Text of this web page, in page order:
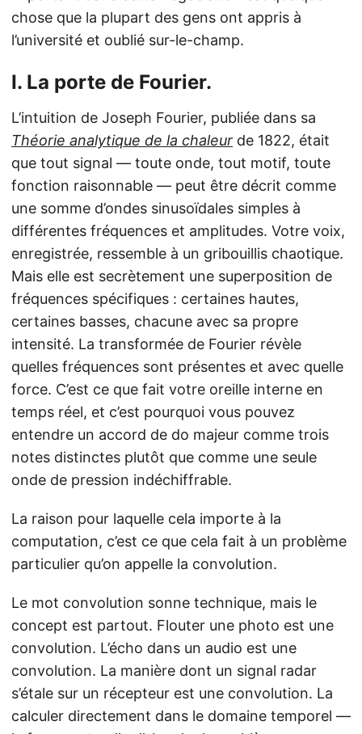
chose que la plupart des gens ont appris à
l’université et oublié sur-le-champ.
I. La porte de Fourier.
L’intuition de Joseph Fourier, publiée dans sa
Théorie analytique de la chaleur de 1822, était
que tout signal — toute onde, tout motif, toute
fonction raisonnable — peut être décrit comme
une somme d’ondes sinusoïdales simples à
différentes fréquences et amplitudes. Votre voix,
enregistrée, ressemble à un gribouillis chaotique.
Mais elle est secrètement une superposition de
fréquences spécifiques : certaines hautes,
certaines basses, chacune avec sa propre
intensité. La transformée de Fourier révèle
quelles fréquences sont présentes et avec quelle
force. C’est ce que fait votre oreille interne en
temps réel, et c’est pourquoi vous pouvez
entendre un accord de do majeur comme trois
notes distinctes plutôt que comme une seule
onde de pression indéchiffrable.
La raison pour laquelle cela importe à la
computation, c’est ce que cela fait à un problème
particulier qu’on appelle la convolution.
Le mot convolution sonne technique, mais le
concept est partout. Flouter une photo est une
convolution. L’écho dans un audio est une
convolution. La manière dont un signal radar
s’étale sur un récepteur est une convolution. La
calculer directement dans le domaine temporel —